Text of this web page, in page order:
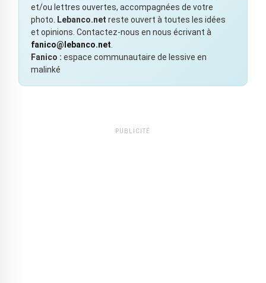
et/ou lettres ouvertes, accompagnées de votre
photo.
Lebanco.net reste ouvert à toutes les idées
et opinions. Contactez-nous en nous écrivant à
fanico@lebanco.net
Fanico : espace communautaire de lessive en
malinké
PUBLICITÉ